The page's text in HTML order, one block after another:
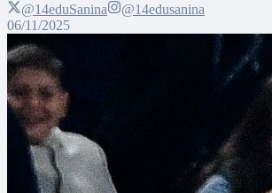
@14eduSanina
@14edusanina
06/11/2025